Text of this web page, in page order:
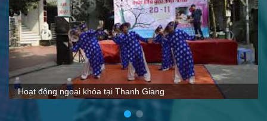
VTC nói gì về Thanh Giang